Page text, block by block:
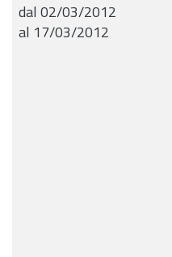
dal 02/03/2012
al 17/03/2012